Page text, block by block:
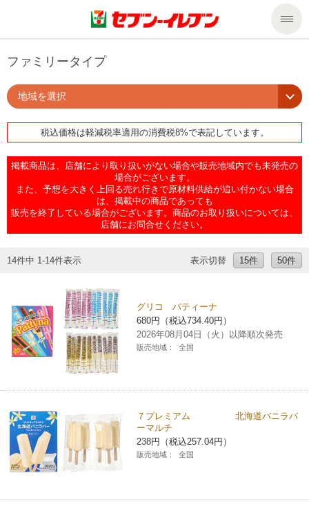
商品のご案内
商品のご案内トップ
今週の新商品
商品カテゴリ一覧
食の安全・安心への取組み
ギフト
プリペイドカード・金券
セール・キャンペーン
サービス
nanacoトップ
マルチコピー機でできることトップ
コピー
ファクス
便利なサービス
宅配便
切手・はがき・印紙
ご利用可能なお支払い方法
チケットサービス
セブンチケット
イープラス
セブン‐イレブンでお受取り
セブンネットショッピング
企業情報トップ
ニュースリリース
企業理念
貸借対照表・損益計算書
沿革
私たちの取組み
サステナビリティ
サステナビリティトップ
セブン＆アイ・ホールディングスの重点課題
サステナビリティ活動基本方針
サステナビリティ推進体制
GREEN CHALLENGE 2050
加盟店オーナー募集
店舗検索
ネットショッピング
お問い合わせ
Language
ファミリータイプ
地域を選択
税込価格は軽減税率適用の消費税8%で表記しています。
掲載商品は、店舗により取り扱いがない場合や販売地域内でも未発売の
場合がございます。
また、予想を大きく上回る売れ行きで原材料供給が追い付かない場合
は、掲載中の商品であっても
販売を終了している場合がございます。商品のお取り扱いについては、
店舗にお問合せください。
14件中 1-14件表示 表示切替 15件 50件
グリコ パティーナ
680円（税込734.40円）
2026年08月04日（火）以降順次発売
販売地域： 全国
７プレミアム 北海道バニラバ
ーマルチ
238円（税込257.04円）
販売地域： 全国